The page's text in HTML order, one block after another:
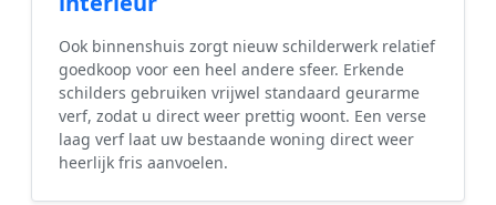
Ook binnenshuis zorgt nieuw schilderwerk relatief
goedkoop voor een heel andere sfeer. Erkende
schilders gebruiken vrijwel standaard geurarme
verf, zodat u direct weer prettig woont. Een verse
laag verf laat uw bestaande woning direct weer
heerlijk fris aanvoelen.